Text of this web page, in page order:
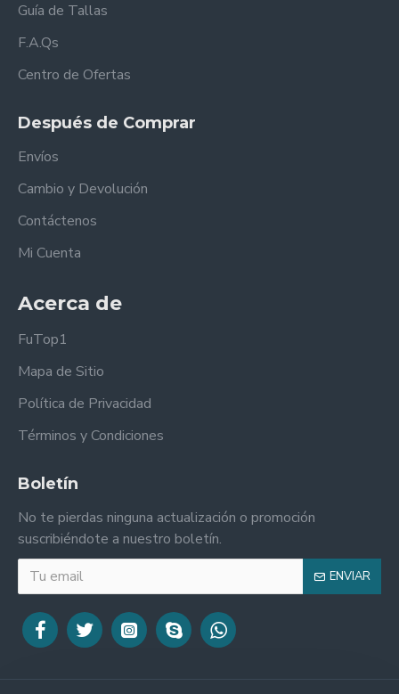
Guía de Tallas
F.A.Qs
Centro de Ofertas
Después de Comprar
Envíos
Cambio y Devolución
Contáctenos
Mi Cuenta
Acerca de
FuTop1
Mapa de Sitio
Política de Privacidad
Términos y Condiciones
Boletín
No te pierdas ninguna actualización o promoción
suscribiéndote a nuestro boletín.
ENVIAR